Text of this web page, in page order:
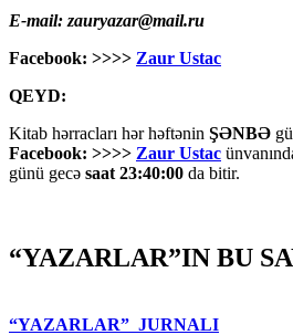
E-mail: zauryazar@mail.ru
Facebook: >>>> Zaur Ustac
QEYD:
Kitab hərracları hər həftənin ŞƏNBƏ
Facebook: >>>> Zaur Ustac
günü gecə saat 23:40:00 da bitir.
“YAZARLAR”IN BU
“YAZARLAR” JURNALI